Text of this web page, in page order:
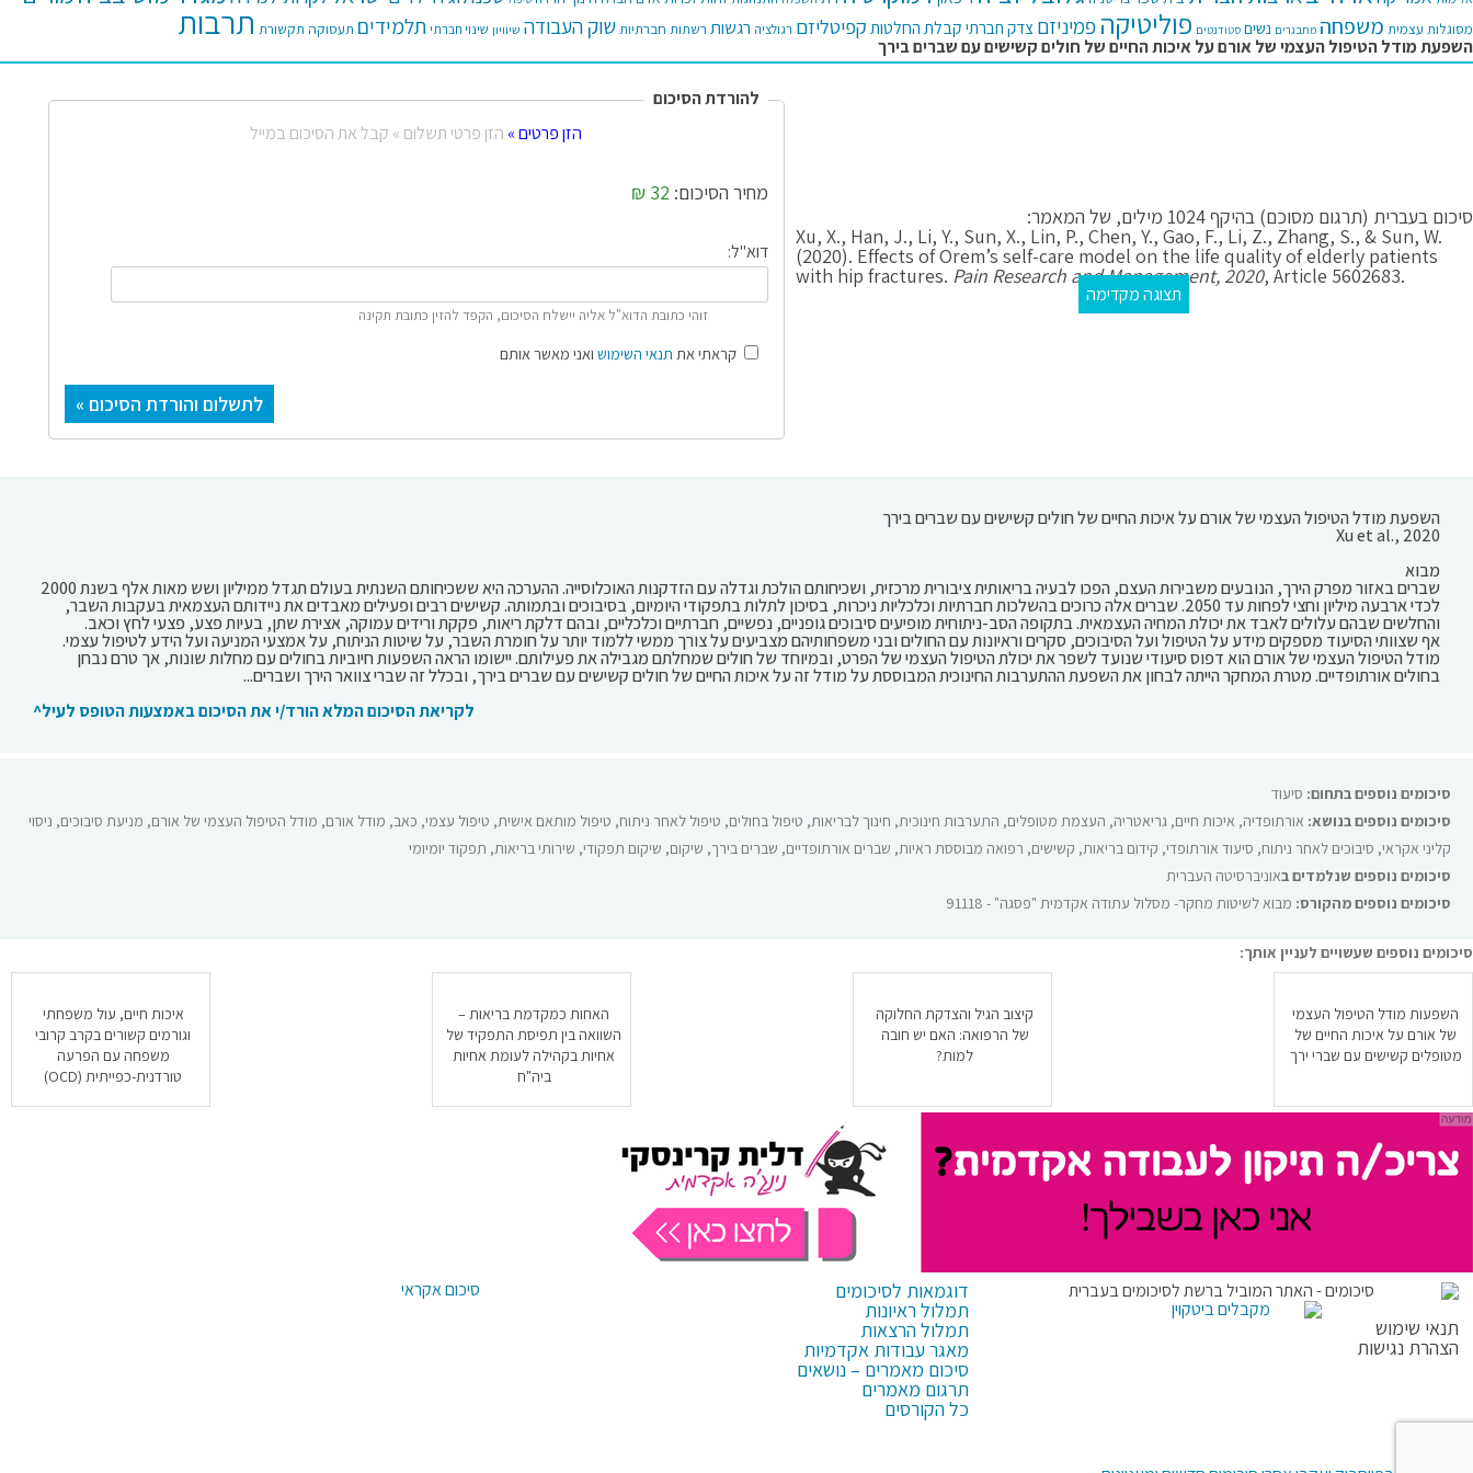
מסוגלות עצמית משפחה מתבגרים נשים סטודנטים פוליטיקה פמיניזם צדק חברתי קבלת החלטותקפיטליזם רגולציה רגשות רשתות חברתיותשוק העבודה שיוויון שינוי חברתי תלמידים תעסוקה תקשורת תרבות
השפעת מודל הטיפול העצמי של אורם על איכות החיים של חולים קשישים עם שברים בירך
סיכום בעברית (תרגום מסוכם) בהיקף 1024 מילים, של המאמר:
Xu, X., Han, J., Li, Y., Sun, X., Lin, P., Chen, Y., Gao, F., Li, Z., Zhang, S., & Sun, W.
(2020). Effects of Orem’s self-care model on the life quality of elderly patients
with hip fractures. Pain Research and Management, 2020, Article 5602683.
תצוגה מקדימה
להורדת הסיכום
הזן פרטים » הזן פרטי תשלום » קבל את הסיכום במייל
מחיר הסיכום: 32 ₪
דוא"ל:
זוהי כתובת הדוא"ל אליה יישלח הסיכום, הקפד להזין כתובת תקינה
קראתי את תנאי השימוש ואני מאשר אותם
השפעת מודל הטיפול העצמי של אורם על איכות החיים של חולים קשישים עם שברים בירך
Xu et al., 2020
מבוא
שברים באזור מפרק הירך, הנובעים משבירוּת העצם, הפכו לבעיה בריאותית ציבורית מרכזית, ושכיחותם הולכת וגדלה עם הזדקנות האוכלוסייה. ההערכה היא ששכיחותם השנתית בעולם תגדל ממיליון ושש מאות אלף בשנת 2000
לכדי ארבעה מיליון וחצי לפחות עד 2050. שברים אלה כרוכים בהשלכות חברתיות וכלכליות ניכרות, בסיכון לתלות בתפקודי היומיום, בסיבוכים ובתמותה. קשישים רבים ופעילים מאבדים את ניידותם העצמאית בעקבות השבר,
והחלשים שבהם עלולים לאבד את יכולת המחיה העצמאית. בתקופה הסב-ניתוחית מופיעים סיבוכים גופניים, נפשיים, חברתיים וכלכליים, ובהם דלקת ריאות, פקקת ורידים עמוקה, אצירת שתן, בעיות פצע, פצעי לחץ וכאב.
אף שצוותי הסיעוד מספקים מידע על הטיפול ועל הסיבוכים, סקרים וראיונות עם החולים ובני משפחותיהם מצביעים על צורך ממשי ללמוד יותר על חומרת השבר, על שיטות הניתוח, על אמצעי המניעה ועל הידע לטיפול עצמי.
מודל הטיפול העצמי של אורם הוא דפוס סיעודי שנועד לשפר את יכולת הטיפול העצמי של הפרט, ובמיוחד של חולים שמחלתם מגבילה את פעילותם. יישומו הראה השפעות חיוביות בחולים עם מחלות שונות, אך טרם נבחן
בחולים אורתופדיים. מטרת המחקר הייתה לבחון את השפעת ההתערבות החינוכית המבוססת על מודל זה על איכות החיים של חולים קשישים עם שברים בירך, ובכלל זה שברי צוואר הירך ושברים...
לקריאת הסיכום המלא הורד/י את הסיכום באמצעות הטופס לעיל^
סיכומים נוספים בתחום: סיעוד
סיכומים נוספים בנושא: אורתופדיה, איכות חיים, גריאטריה, העצמת מטופלים, התערבות חינוכית, חינוך לבריאות, טיפול בחולים, טיפול לאחר ניתוח, טיפול מותאם אישית, טיפול עצמי, כאב, מודל אורם, מודל הטיפול העצמי של אורם, מניעת סיבוכים, ניסוי
קליני אקראי, סיבוכים לאחר ניתוח, סיעוד אורתופדי, קידום בריאות, קשישים, רפואה מבוססת ראיות, שברים אורתופדיים, שברים בירך, שיקום, שיקום תפקודי, שירותי בריאות, תפקוד יומיומי
סיכומים נוספים שנלמדים באוניברסיטה העברית
סיכומים נוספים מהקורס: מבוא לשיטות מחקר- מסלול עתודה אקדמית "פסגה" - 91118
סיכומים נוספים שעשויים לעניין אותך:
השפעות מודל הטיפול העצמי
של אורם על איכות החיים של
מטופלים קשישים עם שברי ירך
קיצוב הגיל והצדקת החלוקה
של הרפואה: האם יש חובה
למות?
האחות כמקדמת בריאות –
השוואה בין תפיסת התפקיד של
אחיות בקהילה לעומת אחיות
ביה"ח
איכות חיים, עול משפחתי
וגורמים קשורים בקרב קרובי
משפחה עם הפרעה
טורדנית-כפייתית (OCD)
תנאי שימוש
הצהרת נגישות
דוגמאות לסיכומים
תמלול ראיונות
תמלול הרצאות
מאגר עבודות אקדמיות
סיכום מאמרים – נושאים
תרגום מאמרים
כל הקורסים
סיכום אקראי